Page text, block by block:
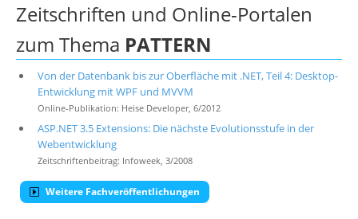
Zeitschriften und Online-Portalen
zum Thema PATTERN
Von der Datenbank bis zur Oberfläche mit .NET, Teil 4: Desktop-
Entwicklung mit WPF und MVVM
Online-Publikation: Heise Developer, 6/2012
ASP.NET 3.5 Extensions: Die nächste Evolutionsstufe in der
Webentwicklung
Zeitschriftenbeitrag: Infoweek, 3/2008
Weitere Fachveröffentlichungen